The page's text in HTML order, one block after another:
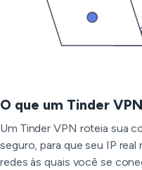
O que um Tinder
Um Tinder VPN roteia sua
seguro, para que seu IP
redes às quais você se